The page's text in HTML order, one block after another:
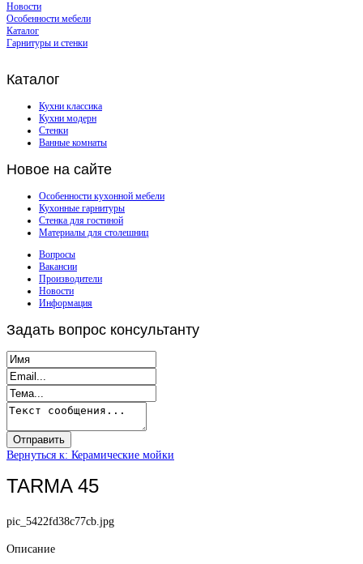
Новости
Особенности мебели
Каталог
Гарнитуры и стенки
Каталог
Кухни классика
Кухни модерн
Стенки
Ванные комнаты
Новое на сайте
Особенности кухонной мебели
Кухонные гарнитуры
Стенка для гостиной
Материалы для столешниц
Вопросы
Вакансии
Производители
Новости
Информация
Задать вопрос консультанту
Вернуться к: Керамические мойки
TARMA 45
pic_5422fd38c77cb.jpg
Описание